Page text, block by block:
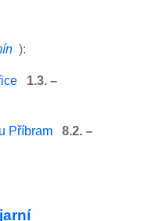
):
1.3. –
Příbram
8.2. –